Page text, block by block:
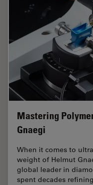
Mastering
Gnaegi
When it comes to
weight of Helmut
global leader in
spent decades